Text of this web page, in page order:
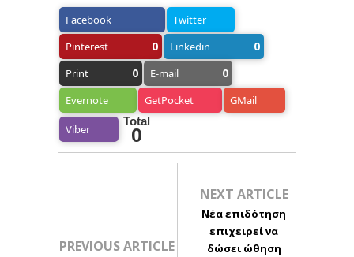
Facebook
Twitter
Pinterest
0 Linkedin 0
Print 0 E-mail 0
Evernote GetPocket GMail
Viber
Total
0
PREVIOUS ARTICLE
NEXT ARTICLE
Νέα επιδότηση
επιχειρεί να
δώσει ώθηση